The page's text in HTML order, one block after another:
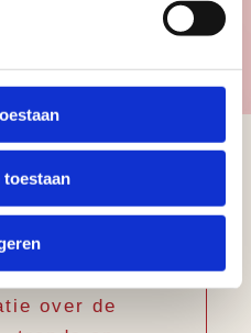
toestaan
in voor
over de